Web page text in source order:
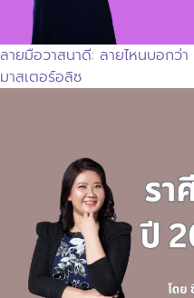
ลายมือวาสนาดี: ลายไหนบอกว่
มาสเตอร์อลิซ